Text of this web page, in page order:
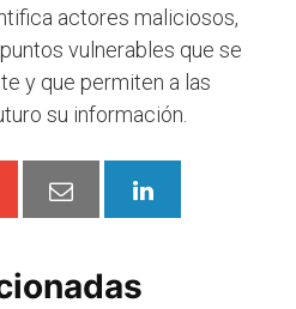
actores maliciosos,
vulnerables que se
y que permiten a las
su información.